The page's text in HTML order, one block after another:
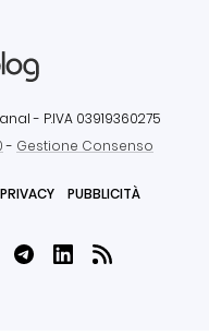
- P.IVA 03919360275
- Gestione Consenso
PRIVACY PUBBLICITÀ